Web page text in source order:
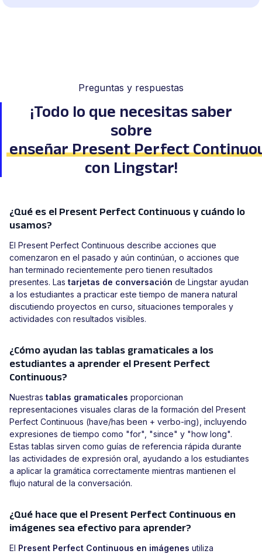
Preguntas y respuestas
¡Todo lo que necesitas saber
sobre
enseñar Present Perfect
con Lingstar!
¿Qué es el Present Perfect Continuous y cuándo lo
usamos?
El Present Perfect Continuous describe acciones que
comenzaron en el pasado y aún continúan, o acciones que
han terminado recientemente pero tienen resultados
presentes. Las tarjetas de conversación de Lingstar ayudan
a los estudiantes a practicar este tiempo de manera natural
discutiendo proyectos en curso, situaciones temporales y
actividades con resultados visibles.
¿Cómo ayudan las tablas gramaticales a los
estudiantes a aprender el Present Perfect
Continuous?
Nuestras tablas gramaticales proporcionan
representaciones visuales claras de la formación del Present
Perfect Continuous (have/has been + verbo-ing), incluyendo
expresiones de tiempo como "for", "since" y "how long".
Estas tablas sirven como guías de referencia rápida durante
las actividades de expresión oral, ayudando a los estudiantes
a aplicar la gramática correctamente mientras mantienen el
flujo natural de la conversación.
¿Qué hace que el Present Perfect Continuous en
imágenes sea efectivo para aprender?
El Present Perfect Continuous en imágenes utiliza